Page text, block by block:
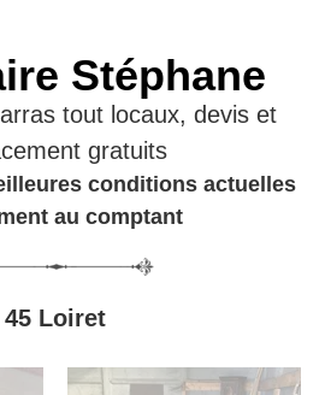
Stéphane
tout locaux, devis et
gratuits
conditions actuelles
au comptant
45 Loiret